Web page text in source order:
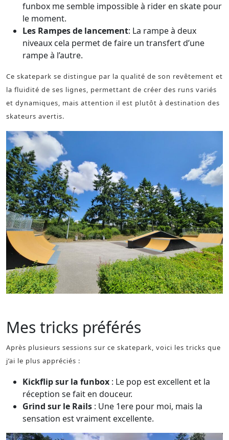
funbox me semble impossible à rider en skate pour
le moment.
Les Rampes de lancement: La rampe à deux
niveaux cela permet de faire un transfert d’une
rampe à l’autre.
Ce skatepark se distingue par la qualité de son revêtement et
la fluidité de ses lignes, permettant de créer des runs variés
et dynamiques, mais attention il est plutôt à destination des
skateurs avertis.
Mes tricks préférés
Après plusieurs sessions sur ce skatepark, voici les tricks que
j’ai le plus appréciés :
Kickflip sur la funbox : Le pop est excellent et la
réception se fait en douceur.
Grind sur le Rails : Une 1ere pour moi, mais la
sensation est vraiment excellente.